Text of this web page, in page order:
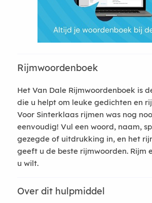
Rijmwoordenboek
Het Van Dale Rijmwoordenboek is
die u helpt om leuke gedichten en
Voor Sinterklaas rijmen was nog
eenvoudig! Vul een woord, naam,
gezegde of uitdrukking in, en het
geeft u de beste rijmwoorden. Rijm
u wilt.
Over dit hulpmiddel